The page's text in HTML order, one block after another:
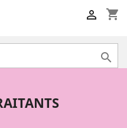
shopping_cart

